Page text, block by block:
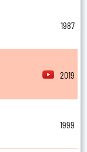
1987
2019
1999